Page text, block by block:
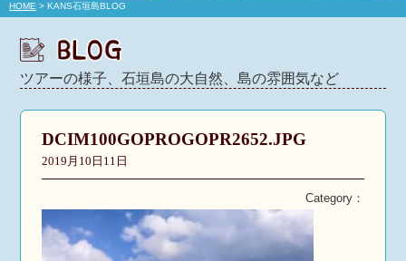
HOME > KANS石垣島BLOG
ツアーの様子、石垣島の大自然、島の雰囲気など
DCIM100GOPROGOPR2652.JPG
2019月10日11日
Category：